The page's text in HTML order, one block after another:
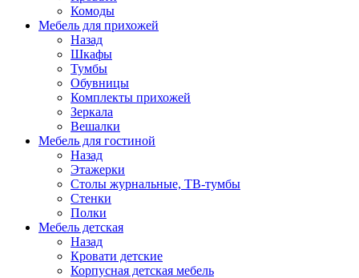
Комоды
Мебель для прихожей
Назад
Шкафы
Тумбы
Обувницы
Комплекты прихожей
Зеркала
Вешалки
Мебель для гостиной
Назад
Этажерки
Столы журнальные, ТВ-тумбы
Стенки
Полки
Мебель детская
Назад
Кровати детские
Корпусная детская мебель